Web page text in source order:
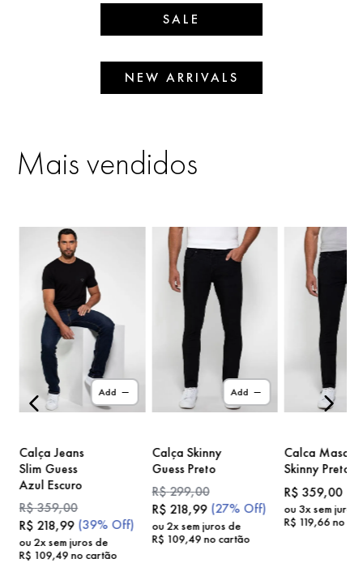
SALE
NEW ARRIVALS
Mais vendidos
Add
Calça Jeans
Slim Guess
Azul Escuro
R$359,00
R$ 218,99 (39% Off)
ou 2x sem juros de
R$ 109,49no cartão
Add
Calça Skinny
Guess Preto
R$299,00
R$ 218,99 (27% Off)
ou2x sem juros de
R$ 109,49no cartão
Calca Masc
Skinny Preto
R$ 359,00
ou 3x sem juros
R$ 119,66no